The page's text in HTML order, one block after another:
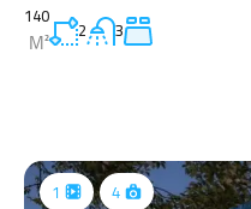
3
2
140
M²
4
1